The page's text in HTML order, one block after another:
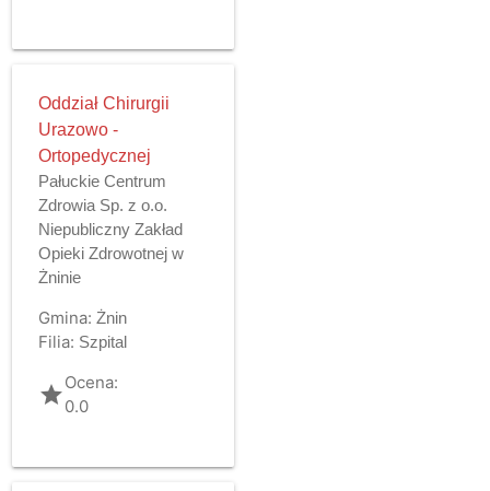
Oddział Chirurgii
Urazowo -
Ortopedycznej
Pałuckie Centrum
Zdrowia Sp. z o.o.
Niepubliczny Zakład
Opieki Zdrowotnej w
Żninie
Gmina: Żnin
Filia: Szpital
gradeOcena:
0.0